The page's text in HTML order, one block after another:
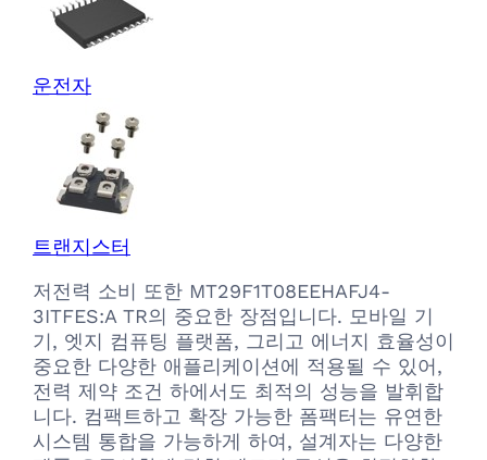
운전자
트랜지스터
저전력 소비 또한 MT29F1T08EEHAFJ4-
3ITFES:A TR의 중요한 장점입니다. 모바일 기
기, 엣지 컴퓨팅 플랫폼, 그리고 에너지 효율성이
중요한 다양한 애플리케이션에 적용될 수 있어,
전력 제약 조건 하에서도 최적의 성능을 발휘합
니다. 컴팩트하고 확장 가능한 폼팩터는 유연한
시스템 통합을 가능하게 하여, 설계자는 다양한